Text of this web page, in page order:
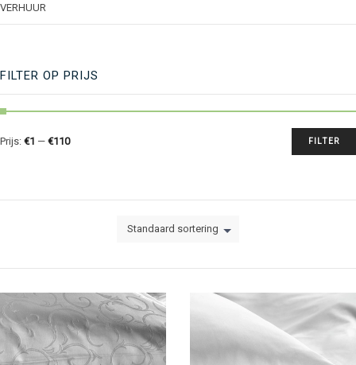
Standaard sortering
VERHUUR
FILTER OP PRIJS
FILTER
Prijs: €1 — €110